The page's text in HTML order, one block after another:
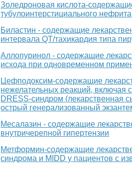
Золедроновая кислота-
тубулоинтерстициального нефрита
Биластин - содержащие
интервала QT/тахикардия типа
Аллопуринол - содержащие
исхода при одновременном
Цефподоксим-содержащие
нежелательных реакций,
DRESS-синдром (лекарственная
острый генерализованный
Месалазин - содержащие
внутричерепной гипертензии
Метформин-содержащие
синдрома и MIDD у пациентов с